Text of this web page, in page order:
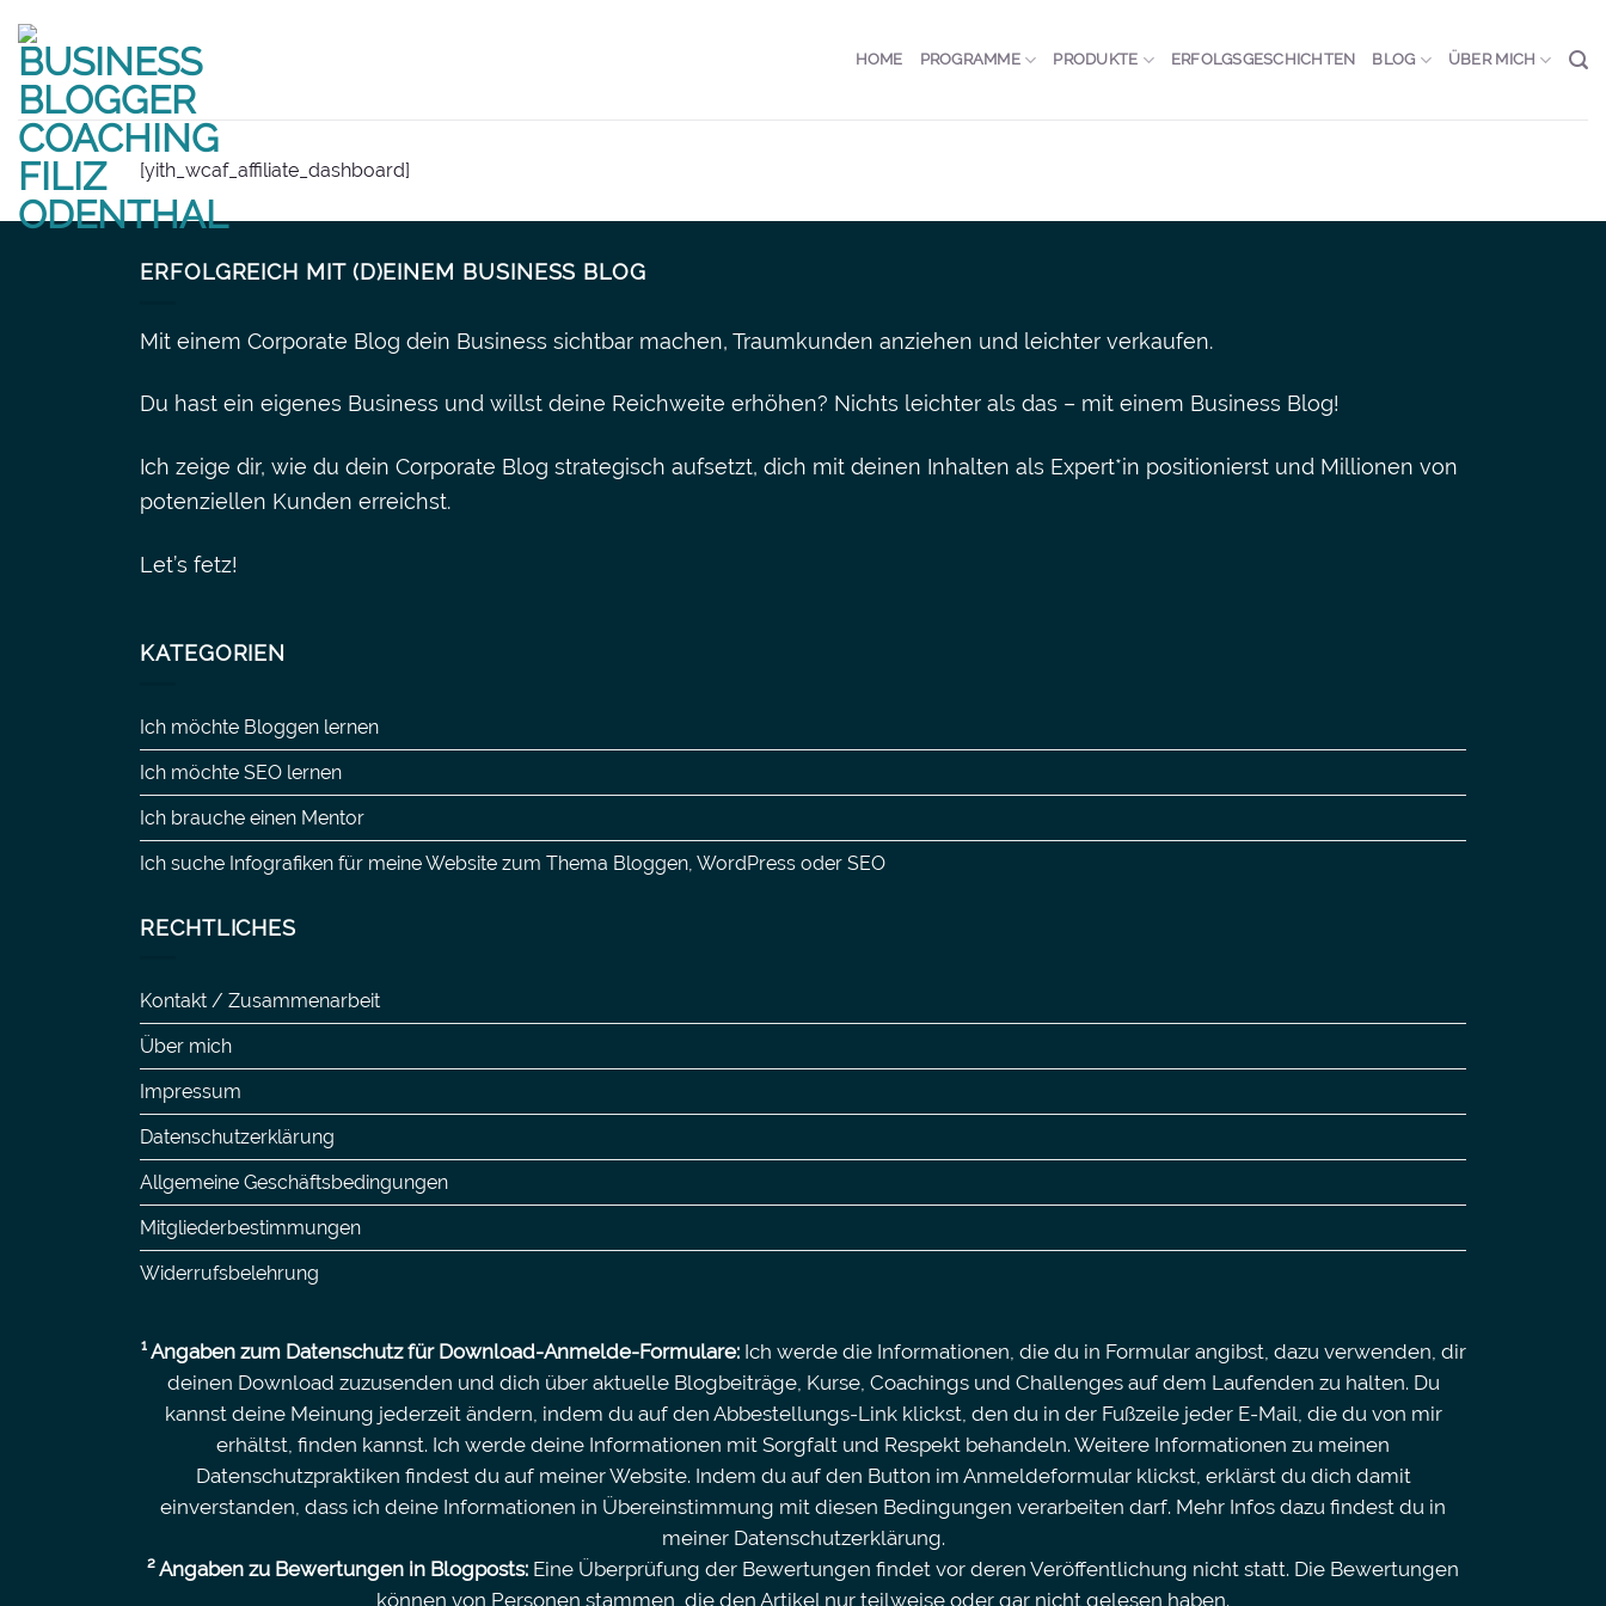
Inhalt
springen
HOME PROGRAMME PRODUKTE ERFOLGSGESCHICHTEN BLOG ÜBER MICH
[yith_wcaf_affiliate_dashboard]
ERFOLGREICH MIT (D)EINEM BUSINESS BLOG
Mit einem Corporate Blog dein Business sichtbar machen, Traumkunden anziehen und leichter verkaufen.
Du hast ein eigenes Business und willst deine Reichweite erhöhen? Nichts leichter als das – mit einem Business Blog!
Ich zeige dir, wie du dein Corporate Blog strategisch aufsetzt, dich mit deinen Inhalten als Expert*in positionierst und Millionen von
potenziellen Kunden erreichst.
Let’s fetz!
KATEGORIEN
Ich möchte Bloggen lernen
Ich möchte SEO lernen
Ich brauche einen Mentor
Ich suche Infografiken für meine Website zum Thema Bloggen, WordPress oder SEO
RECHTLICHES
Kontakt / Zusammenarbeit
Über mich
Impressum
Datenschutzerklärung
Allgemeine Geschäftsbedingungen
Mitgliederbestimmungen
Widerrufsbelehrung
¹ Angaben zum Datenschutz für Download-Anmelde-Formulare:Ich werde die Informationen, die du in Formular angibst, dazu verwenden, dir
deinen Download zuzusenden und dich über aktuelle Blogbeiträge, Kurse, Coachings und Challenges auf dem Laufenden zu halten. Du
kannst deine Meinung jederzeit ändern, indem du auf den Abbestellungs-Link klickst, den du in der Fußzeile jeder E-Mail, die du von mir
erhältst, finden kannst. Ich werde deine Informationen mit Sorgfalt und Respekt behandeln. Weitere Informationen zu meinen
Datenschutzpraktiken findest du auf meiner Website. Indem du auf den Button im Anmeldeformular klickst, erklärst du dich damit
einverstanden, dass ich deine Informationen in Übereinstimmung mit diesen Bedingungen verarbeiten darf. Mehr Infos dazu findest du in
meiner Datenschutzerklärung.
² Angaben zu Bewertungen in Blogposts: Eine Überprüfung der Bewertungen findet vor deren Veröffentlichung nicht statt. Die Bewertungen
können von Personen stammen, die den Artikel nur teilweise oder gar nicht gelesen haben.